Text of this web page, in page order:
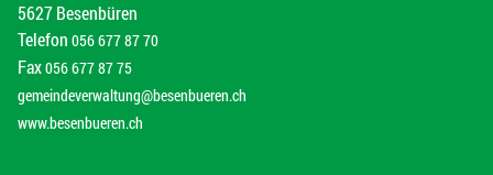
5627 Besenbüren
Telefon 056 677 87 70
Fax056 677 87 75
gemeindeverwaltung@besenbueren.ch
www.besenbueren.ch